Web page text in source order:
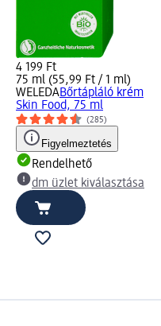
4 199 Ft
75 ml (55,99 Ft / 1 ml)
WELEDABőrtápláló krém
Skin Food, 75 ml
(285)
Figyelmeztetés
Rendelhető
dm üzlet kiválasztása